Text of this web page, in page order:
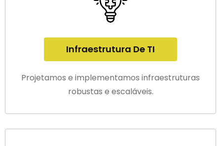
Infraestrutura De TI
Projetamos e implementamos infraestruturas
robustas e escaláveis.